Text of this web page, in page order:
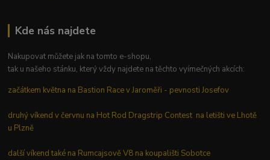
Kde nás najdete
Nakupovat můžete jak na tomto e-shopu,
tak u našeho stánku, který vždy najdete na těchto vyímečných akcích:
začátkem května na Bastion Race v Jaroměři - pevnosti Josefov
druhý víkend v červnu na Hot Rod Dragstrip Contest na letišti ve Lhotě
u Plzně
další víkend také na Rumcajsově V8 na koupališti Sobotce